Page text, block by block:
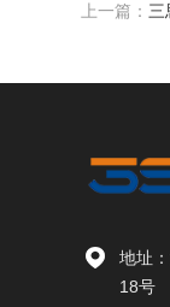
上一篇： 三
地址
18号